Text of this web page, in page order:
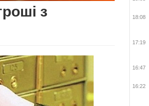
з
18:08
17:19
16:47
16:22